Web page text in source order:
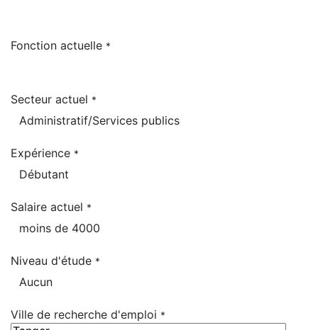
Fonction actuelle *
Secteur actuel *
Expérience *
Salaire actuel *
Niveau d'étude *
Ville de recherche d'emploi *